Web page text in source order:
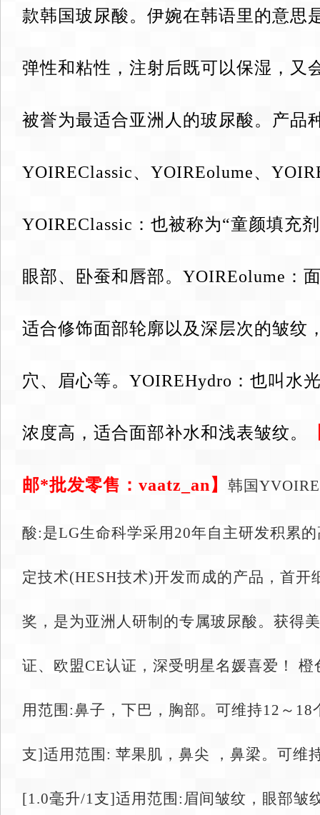
款韩国玻尿酸。伊婉在韩语里的意思
弹性和粘性，注射后既可以保湿，又
被誉为最适合亚洲人的玻尿酸。产品
YOIREClassic、YOIREolume、
YOIREClassic：也被称为“童颜填充
眼部、卧蚕和唇部。YOIREolume：
适合修饰面部轮廓以及深层次的皱纹
穴、眉心等。YOIREHydro：也叫水
浓度高，适合面部补水和浅表皱纹。
邮*批发零售：vaatz_an】 韩国
酸:是LG生命科学采用20年自主研发积累
定技术(HESH技术)开发而成的产品，首开
奖，是为亚洲人研制的专属玻尿酸。获得
证、欧盟CE认证，深受明星名媛喜爱！
用范围:鼻子，下巴，胸部。可维持12～
支]适用范围: 苹果肌，鼻尖 ，鼻梁。可维
[1.0毫升/1支]适用范围:眉间皱纹，眼部皱